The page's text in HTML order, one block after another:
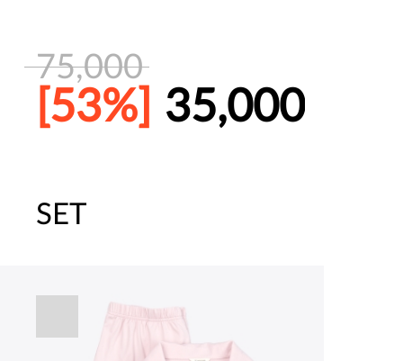
75,000
[53%] 35,000
주말특가 20%(8.7~8.9)/5만원 이
[썸머블프] 2만원 할인 쿠폰(8.1~31)
SET